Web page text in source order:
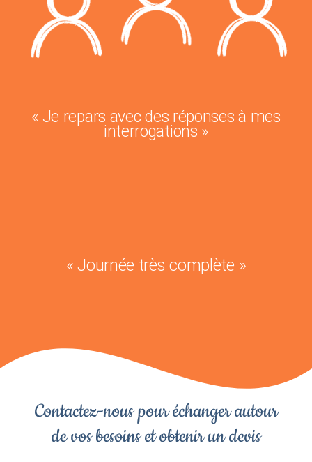
« Je repars avec des réponses à mes
interrogations »
« Journée très complète »
Contactez-nous pour échanger autour
de vos besoins et obtenir un devis